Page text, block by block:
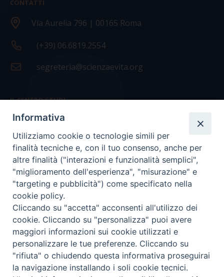
CONTATTI
Via Aurelia 796 | 00165 Roma
(+39) 06.6819.2554
segreteria@scienzaevita.org
IL CENTRO STUDI
La nostra storia
Statuto
Presidenza e ufficio presidenza
Consiglio scientifico
Coordinamento nazionale
COPYRIGHT Scienza & Vita - C.F96600690588- Tutti i
diritti -Privacy- Credits
Informativa
Utilizziamo cookie o tecnologie simili per
finalità tecniche e, con il tuo consenso, anche per
altre finalità ("interazioni e funzionalità semplici",
"miglioramento dell'esperienza", "misurazione" e
"targeting e pubblicità") come specificato nella
cookie policy.
Cliccando su "accetta" acconsenti all'utilizzo dei
cookie. Cliccando su "personalizza" puoi avere
maggiori informazioni sui cookie utilizzati e
personalizzare le tue preferenze. Cliccando su
"rifiuta" o chiudendo questa informativa proseguirai
la navigazione installando i soli cookie tecnici.